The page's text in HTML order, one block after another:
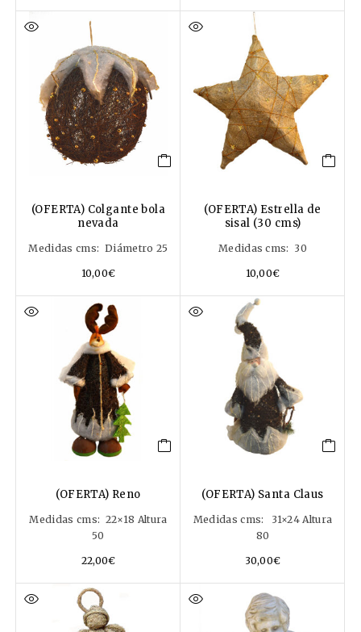
(OFERTA) Colgante bola
nevada
Medidas cms: Diámetro 25
10,00€
(OFERTA) Estrella de
sisal (30 cms)
Medidas cms: 30
10,00€
(OFERTA) Reno
Medidas cms: 22×18 Altura
50
22,00€
(OFERTA) Santa Claus
Medidas cms: 31×24 Altura
80
30,00€